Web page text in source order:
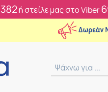
ή στείλε μας στο Viber
Δωρεάν